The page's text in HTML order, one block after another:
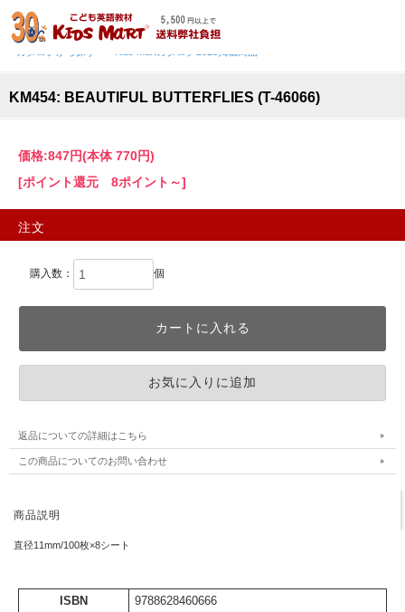
TOP
教室用品・文具 > ステッカー > SUPERSHAPES STICKERS
KM454: BEAUTIFUL BUTTERFLIES (T-46066)
価格:847円(本体 770円)
[ポイント還元 8ポイント～]
注文
購入数： 個
返品についての詳細はこちら
この商品についてのお問い合わせ
商品説明
直径11mm/100枚×8シート
ISBN
9788628460666